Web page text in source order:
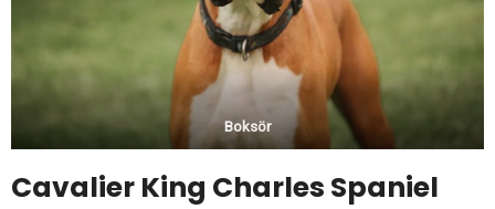
Boksör
Cavalier King Charles Spaniel